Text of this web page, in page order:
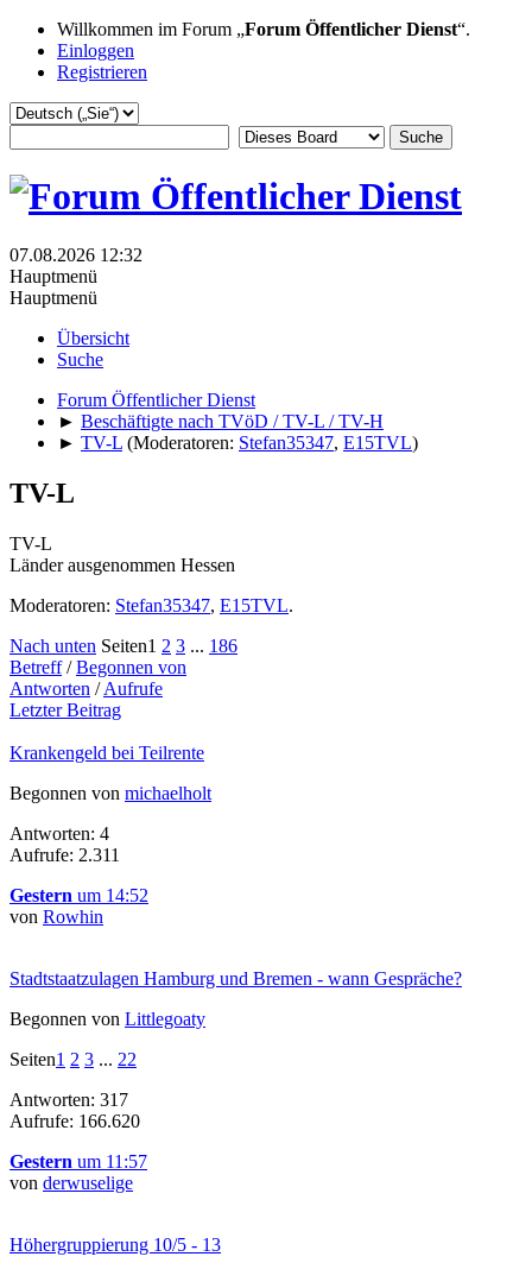
Willkommen im Forum „Forum Öffentlicher Dienst“.
Einloggen
Registrieren
07.08.2026 12:32
Hauptmenü
Hauptmenü
Übersicht
Suche
Forum Öffentlicher Dienst
► Beschäftigte nach TVöD / TV-L / TV-H
► TV-L (Moderatoren: Stefan35347, E15TVL)
TV-L
TV-L
Länder ausgenommen Hessen
Moderatoren: Stefan35347, E15TVL.
Nach unten Seiten1 2 3 ... 186
Betreff/Begonnen von
Antworten /Aufrufe
Letzter Beitrag
Krankengeld bei Teilrente
Begonnen von michaelholt
Antworten: 4
Aufrufe: 2.311
Gestern um 14:52
von Rowhin
Stadtstaatzulagen Hamburg und Bremen - wann Gespräche?
Begonnen von Littlegoaty
Seiten1 2 3 ... 22
Antworten: 317
Aufrufe: 166.620
Gestern um 11:57
von derwuselige
Höhergruppierung 10/5 - 13